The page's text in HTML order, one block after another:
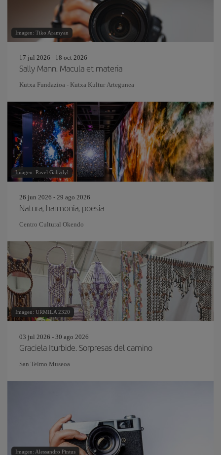
Imagen: Tiko Aramyan
17 jul 2026 - 18 oct 2026
Sally Mann. Macula et materia
Kutxa Fundazioa - Kutxa Kultur Artegunea
Imagen: Pavel Gabzdyl
26 jun 2026 - 29 ago 2026
Natura, harmonia, poesia
Centro Cultural Okendo
Imagen: URMILA 2320
03 jul 2026 - 30 ago 2026
Graciela Iturbide. Sorpresas del camino
San Telmo Museoa
Imagen: Alessandro Pintus